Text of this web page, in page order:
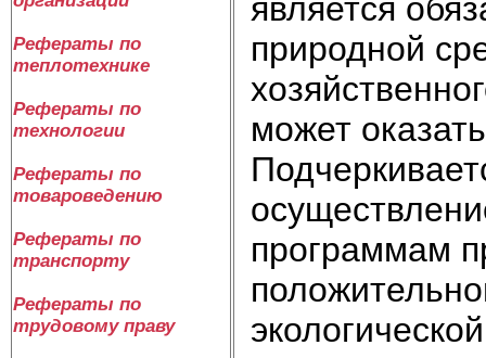
Рефераты по
теплотехнике
Рефераты по
технологии
Рефераты по
товароведению
Рефераты по
транспорту
Рефераты по
трудовому праву
является
природной
может
программам